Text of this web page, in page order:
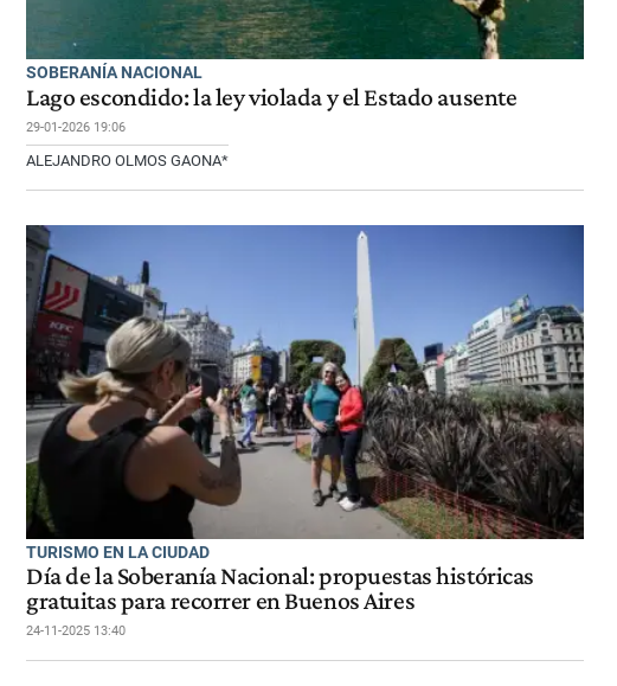
SOBERANÍA NACIONAL
Lago escondido: la ley violada y el Estado ausente
29-01-2026 19:06
ALEJANDRO OLMOS GAONA*
TURISMO EN LA CIUDAD
Día de la Soberanía Nacional: propuestas históricas
gratuitas para recorrer en Buenos Aires
24-11-2025 13:40